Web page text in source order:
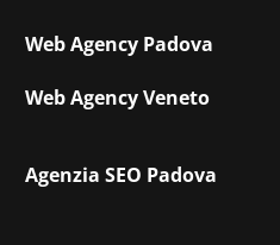
Web Agency Padova
Web Agency Veneto
Agenzia SEO Padova